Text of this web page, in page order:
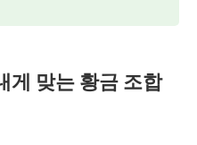
게 맞는 황금 조합